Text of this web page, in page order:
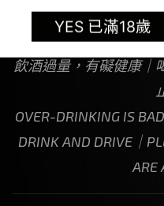
YES 已滿18歲
飲酒過量，有礙健康｜
OVER-DRINKING IS
DRINK AND DRIVE｜
ARE